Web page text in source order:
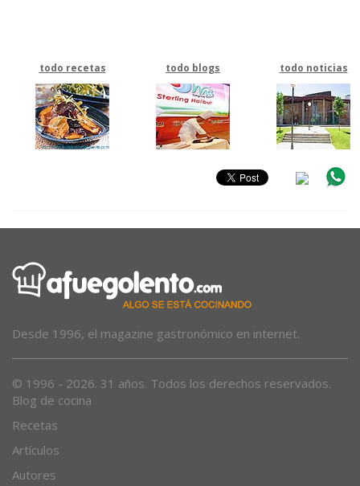
todo recetas todo blogs todo noticias
Desde 1996, el magazine gastronómico en internet.
© 1996 - 2026. 31 años. Todos los derechos reservados.
Blog de cocina
Recetas
Artículos
Autores